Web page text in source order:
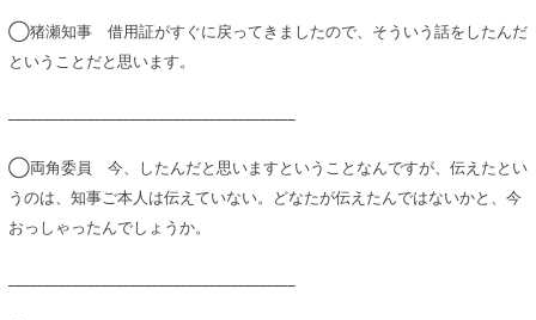
◯猪瀬知事 借用証がすぐに戻ってきましたので、そういう話をしたんだ
ということだと思います。
◯両角委員 今、したんだと思いますということなんですが、伝えたとい
うのは、知事ご本人は伝えていない。どなたが伝えたんではないかと、今
おっしゃったんでしょうか。